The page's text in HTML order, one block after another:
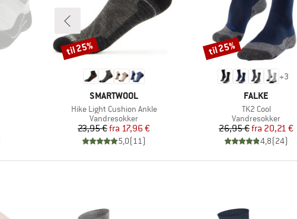
MÆRKE
SMARTWOOL
Artikel
Hike Light Cushion Ankle
Produktgruppe
Vandresokker
Pris
23,95 € Nedsat pris
fra 17,96 €
5,0(11)
Rabat
til 25%
+3
MÆRKE
FALKE
Artikel
TK2 Cool
Produktgruppe
Vandresokker
Pris
26,95 € Nedsat pris
fra 20,21 €
4,8(24)
Rabat
til 25%